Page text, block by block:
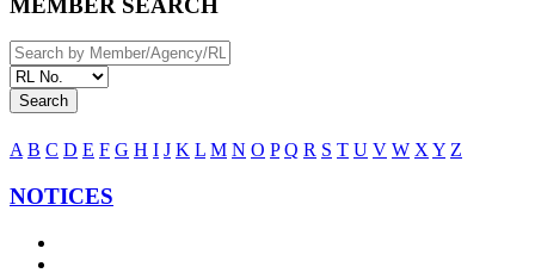
MEMBER SEARCH
Search
A B C D E F G H I J K L M N O P Q R S T U V W XY Z
NOTICES